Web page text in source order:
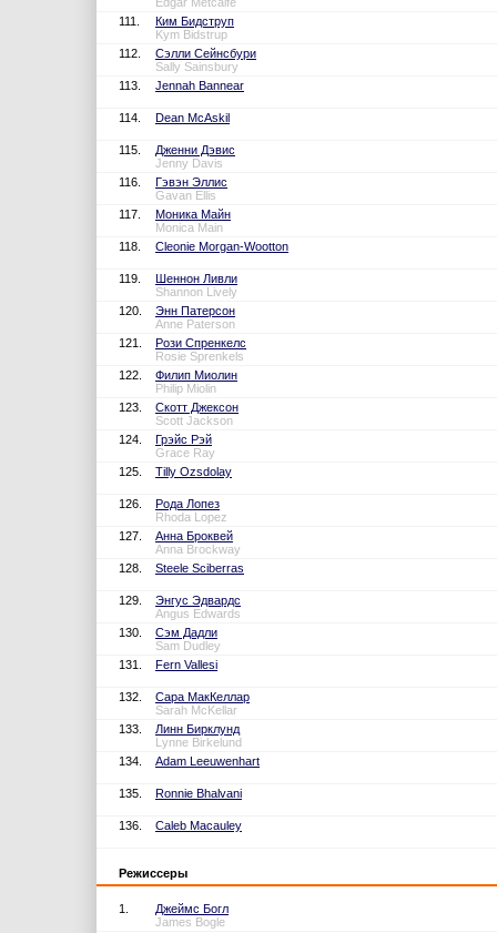
111.
Ким Бидструп
Kym Bidstrup
112.
Сэлли Сейнсбури
Sally Sainsbury
113.
Jennah Bannear
114. Dean McAskil
115.
Дженни Дэвис
Jenny Davis
116.
Гэвэн Эллис
Gavan Ellis
117.
Моника Майн
Monica Main
118.
Cleonie Morgan-Wootton
119.
Шеннон Ливли
Shannon Lively
120.
Энн Патерсон
Anne Paterson
121.
Рози Спренкелс
Rosie Sprenkels
122.
Филип Миолин
Philip Miolin
123.
Скотт Джексон
Scott Jackson
124.
Грэйс Рэй
Grace Ray
125.
Tilly Ozsdolay
126.
Рода Лопез
Rhoda Lopez
127.
Анна Броквей
Anna Brockway
128.
Steele Sciberras
129.
Энгус Эдвардс
Angus Edwards
130.
Сэм Дадли
Sam Dudley
131.
Fern Vallesi
132.
Сара МакКеллар
Sarah McKellar
133.
Линн Бирклунд
Lynne Birkelund
134.
Adam Leeuwenhart
135. Ronnie Bhalvani
136. Caleb Macauley
Режиссеры
1.
Джеймс Богл
James Bogle